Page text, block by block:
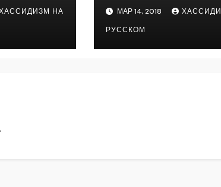
НА
МАР 14, 2018
РУССКОМ
.